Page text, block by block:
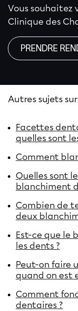
Vous souhaitez
Clinique des
PRENDRE
Autres sujets
Facettes
quelles sont
Comment
Quelles sont
blanchiment
Combien de
deux
Est-ce que le
les dents ?
Peut-on faire
quand on est
Comment
dentaires ?